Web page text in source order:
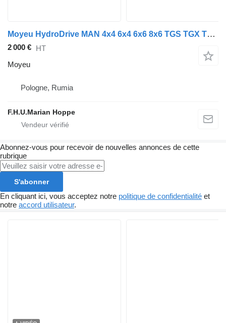
Moyeu HydroDrive MAN 4x4 6x4 6x6 8x6 TGS TGX TG3 silnik pour MAN
2 000 € HT
Moyeu
Pologne, Rumia
F.H.U.Marian Hoppe
Abonnez-vous pour recevoir de nouvelles annonces de cette
rubrique
S'abonner
En cliquant ici, vous acceptez notre politique de confidentialité et
notre accord utilisateur.